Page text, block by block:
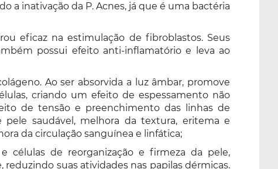
a inativação da P. Acnes, já que é uma bactéria
eficaz na estimulação de fibroblastos. Seus
possui efeito anti-inflamatório e leva ao
Ao ser absorvida a luz âmbar, promove
criando um efeito de espessamento não
de tensão e preenchimento das linhas de
saudável, melhora da textura, eritema e
da circulação sanguínea e linfática;
de reorganização e firmeza da pele,
suas atividades nas papilas dérmicas.